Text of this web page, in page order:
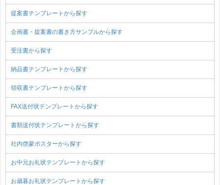
提案書テンプレートから探す
企画書・提案書の書き方サンプルから探す
受注書から探す
納品書テンプレートから探す
領収書テンプレートから探す
FAX送付状テンプレートから探す
書類送付状テンプレートから探す
社内啓蒙ポスターから探す
お中元お礼状テンプレートから探す
お歳暮お礼状テンプレートから探す